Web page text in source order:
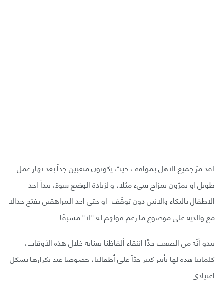
لقد مرّ جميع الاهل بمواقف حيث يكونون متعبين جداً بعد نهار عمل
طويل او يمرّون بمزاج سيء مثلا، و لزيادة الوضع سوءً، يبدأ احد
الاطفال بالبكاء والانين دون توقّف، او حتى احد المراهقين يفتح جدالا
مع والديه على موضوع ما رغم قولهم له "لا" مسبقًا.
يبدو أنّه من الصعب جدًّا انتقاء ألفاظنا بعناية خلال هذه الأوقات،
كلماتنا هذه لها تأثير كبير جدّاً على أطفالنا، خصوصا عند تكرارها بشكل
اعتيادي.